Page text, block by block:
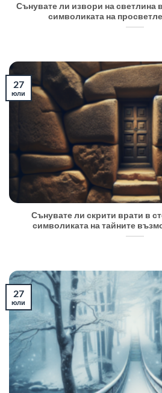
Сънувате ли извори на светлина
символиката на
Сънувате ли скрити врати в
символиката на тайните
27
юли
27
юли